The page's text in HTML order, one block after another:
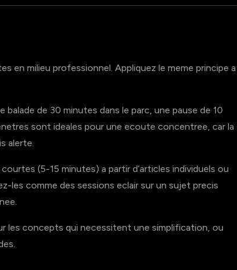
en milieu professionnel. Appliquez le meme principe a
balade de 30 minutes dans le parc, une pause de 10
sont ideales pour une ecoute concentree, car la
alerte.
(5-15 minutes) a partir d’articles individuels ou
les comme des sessions eclair sur un sujet precis
les concepts qui necessitent une simplification, ou